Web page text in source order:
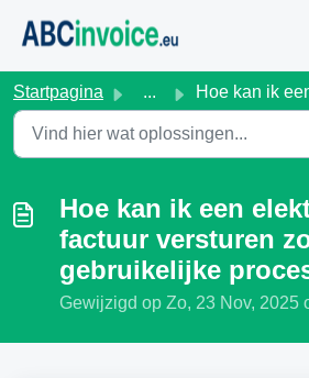
Startpagina ... Hoe kan ik een elektronische factuur versturen
Hoe kan ik een
factuur versturen
gebruikelijke
Gewijzigd op Zo, 23 Nov, 2025